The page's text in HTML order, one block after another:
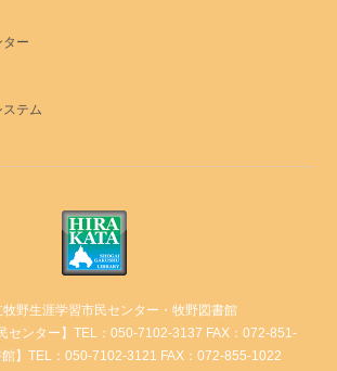
ー
テム
牧野生涯学習市民センター・牧野図書館
センター】TEL：050-7102-3137 FAX：072-851-
】TEL：050-7102-3121 FAX：072-855-1022